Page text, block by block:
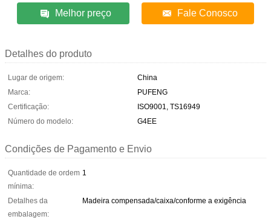
Melhor preço Fale Conosco
Detalhes do produto
Lugar de origem:
China
Marca:
PUFENG
Certificação:
ISO9001, TS16949
Número do modelo:
G4EE
Condições de Pagamento e Envio
Quantidade de ordem
mínima:
1
Detalhes da
embalagem:
Madeira compensada/caixa/conforme a exigência